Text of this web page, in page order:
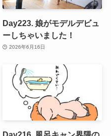
Day223. 娘がモデルデビュ
ーしちゃいました！
2026年6月16日